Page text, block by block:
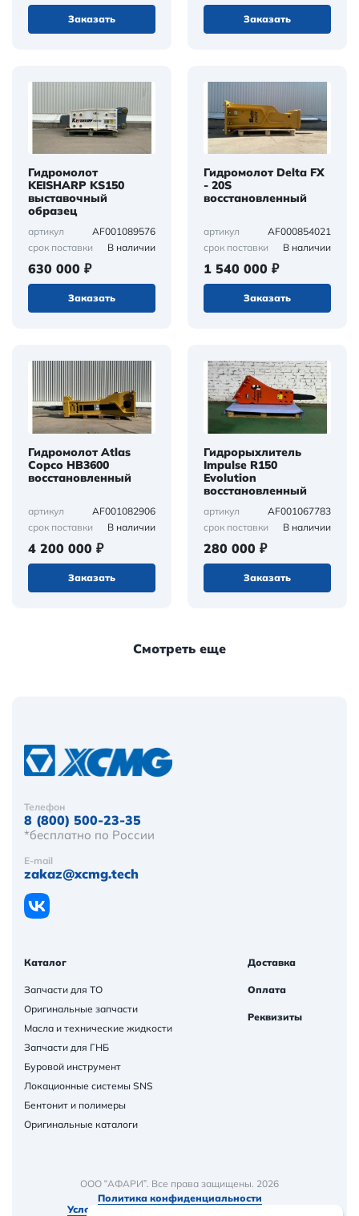
Заказать Заказать
Гидромолот
KEISHARP KS150
выставочный
образец
артикул
AF001089576
срок поставки
В наличии
630 000 ₽
Заказать
Гидромолот Delta FX
- 20S
восстановленный
артикул
AF000854021
срок поставки
В наличии
1 540 000 ₽
Заказать
Гидромолот Atlas
Copco HB3600
восстановленный
артикул
AF001082906
срок поставки
В наличии
4 200 000 ₽
Заказать
Гидрорыхлитель
Impulse R150
Evolution
восстановленный
артикул
AF001067783
срок поставки
В наличии
280 000 ₽
Заказать
Смотреть еще
Телефон
8 (800) 500-23-35
*бесплатно по России
E-mail
zakaz@xcmg.tech
Каталог
Запчасти для ТО
Оригинальные запчасти
Масла и технические жидкости
Запчасти для ГНБ
Буровой инструмент
Локационные системы SNS
Бентонит и полимеры
Оригинальные каталоги
Доставка
Оплата
Реквизиты
ООО “АФАРИ”. Все права защищены. 2026
Политика конфиденциальности
Условия и порядок предоставления товаров